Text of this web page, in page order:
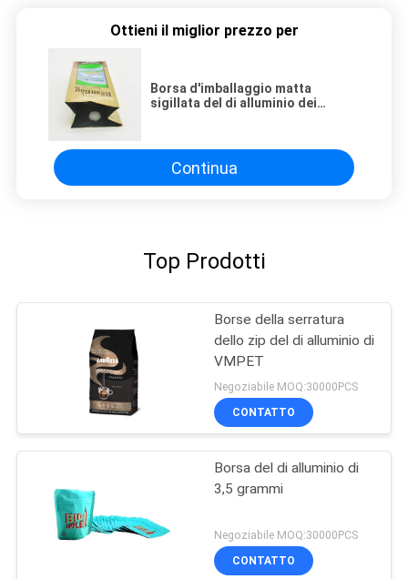
Ottieni il miglior prezzo per
Borsa d'imballaggio matta
sigillata del di alluminio dei
valvola per aria
Continua
Top Prodotti
Borse della serratura
dello zip del di alluminio di
VMPET
Negoziabile MOQ:30000PCS
CONTATTO
Borsa del di alluminio di
3,5 grammi
Negoziabile MOQ:30000PCS
CONTATTO